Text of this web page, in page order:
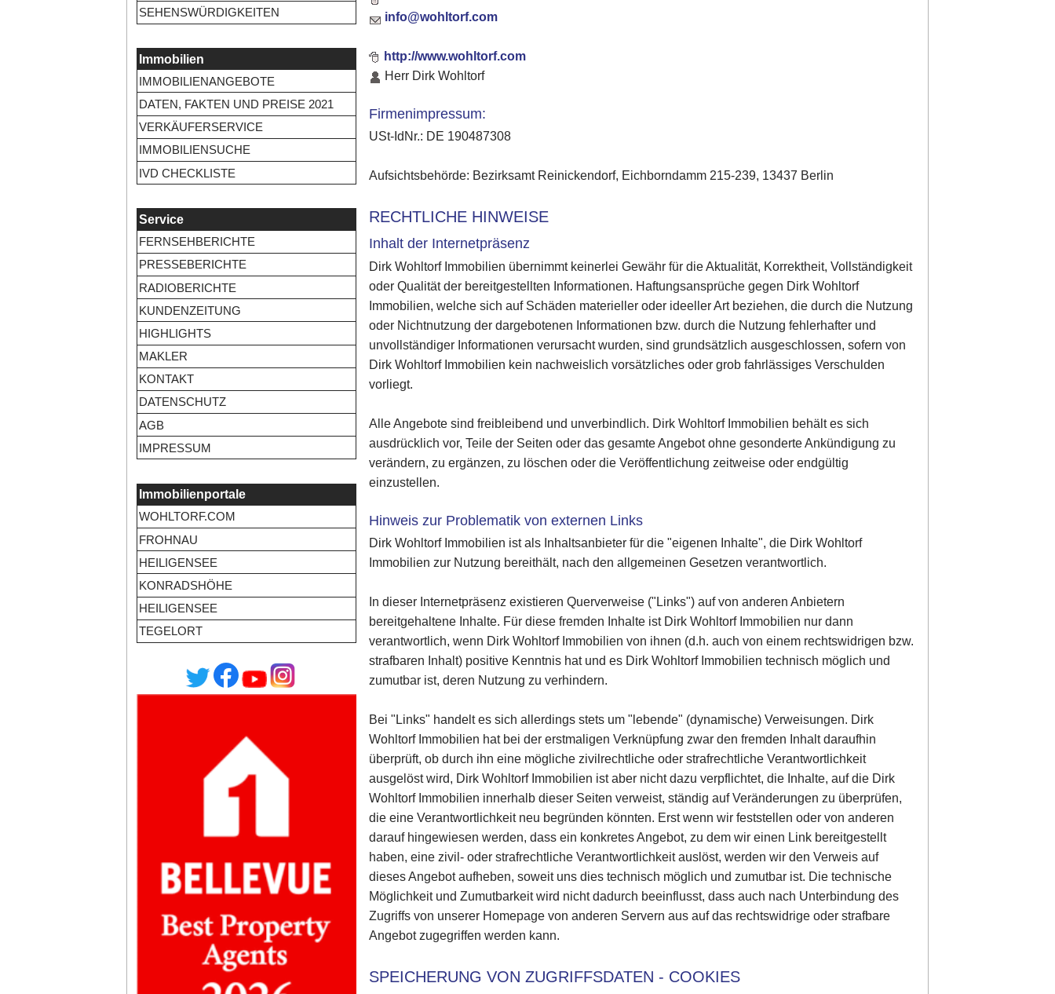
SEHENSWÜRDIGKEITEN
Immobilien
IMMOBILIENANGEBOTE
DATEN, FAKTEN UND PREISE 2021
VERKÄUFERSERVICE
IMMOBILIENSUCHE
IVD CHECKLISTE
Service
FERNSEHBERICHTE
PRESSEBERICHTE
RADIOBERICHTE
KUNDENZEITUNG
HIGHLIGHTS
MAKLER
KONTAKT
DATENSCHUTZ
AGB
IMPRESSUM
Immobilienportale
WOHLTORF.COM
FROHNAU
HEILIGENSEE
KONRADSHÖHE
HEILIGENSEE
TEGELORT
info@wohltorf.com
http://www.wohltorf.com
Herr Dirk Wohltorf
Firmenimpressum:
USt-IdNr.: DE 190487308
Aufsichtsbehörde: Bezirksamt Reinickendorf, Eichborndamm 215-239, 13437 Berlin
RECHTLICHE HINWEISE
Inhalt der Internetpräsenz
Dirk Wohltorf Immobilien übernimmt keinerlei Gewähr für die Aktualität, Korrektheit, Vollständigkeit
oder Qualität der bereitgestellten Informationen. Haftungsansprüche gegen Dirk Wohltorf
Immobilien, welche sich auf Schäden materieller oder ideeller Art beziehen, die durch die Nutzung
oder Nichtnutzung der dargebotenen Informationen bzw. durch die Nutzung fehlerhafter und
unvollständiger Informationen verursacht wurden, sind grundsätzlich ausgeschlossen, sofern von
Dirk Wohltorf Immobilien kein nachweislich vorsätzliches oder grob fahrlässiges Verschulden
vorliegt.
Alle Angebote sind freibleibend und unverbindlich. Dirk Wohltorf Immobilien behält es sich
ausdrücklich vor, Teile der Seiten oder das gesamte Angebot ohne gesonderte Ankündigung zu
verändern, zu ergänzen, zu löschen oder die Veröffentlichung zeitweise oder endgültig
einzustellen.
Hinweis zur Problematik von externen Links
Dirk Wohltorf Immobilien ist als Inhaltsanbieter für die "eigenen Inhalte", die Dirk Wohltorf
Immobilien zur Nutzung bereithält, nach den allgemeinen Gesetzen verantwortlich.
In dieser Internetpräsenz existieren Querverweise ("Links") auf von anderen Anbietern
bereitgehaltene Inhalte. Für diese fremden Inhalte ist Dirk Wohltorf Immobilien nur dann
verantwortlich, wenn Dirk Wohltorf Immobilien von ihnen (d.h. auch von einem rechtswidrigen bzw.
strafbaren Inhalt) positive Kenntnis hat und es Dirk Wohltorf Immobilien technisch möglich und
zumutbar ist, deren Nutzung zu verhindern.
Bei "Links" handelt es sich allerdings stets um "lebende" (dynamische) Verweisungen. Dirk
Wohltorf Immobilien hat bei der erstmaligen Verknüpfung zwar den fremden Inhalt daraufhin
überprüft, ob durch ihn eine mögliche zivilrechtliche oder strafrechtliche Verantwortlichkeit
ausgelöst wird, Dirk Wohltorf Immobilien ist aber nicht dazu verpflichtet, die Inhalte, auf die Dirk
Wohltorf Immobilien innerhalb dieser Seiten verweist, ständig auf Veränderungen zu überprüfen,
die eine Verantwortlichkeit neu begründen könnten. Erst wenn wir feststellen oder von anderen
darauf hingewiesen werden, dass ein konkretes Angebot, zu dem wir einen Link bereitgestellt
haben, eine zivil- oder strafrechtliche Verantwortlichkeit auslöst, werden wir den Verweis auf
dieses Angebot aufheben, soweit uns dies technisch möglich und zumutbar ist. Die technische
Möglichkeit und Zumutbarkeit wird nicht dadurch beeinflusst, dass auch nach Unterbindung des
Zugriffs von unserer Homepage von anderen Servern aus auf das rechtswidrige oder strafbare
Angebot zugegriffen werden kann.
SPEICHERUNG VON ZUGRIFFSDATEN - COOKIES